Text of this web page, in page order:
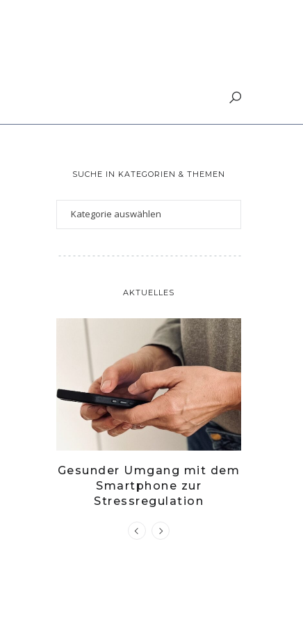
SUCHE IN KATEGORIEN & THEMEN
AKTUELLES
Gesunder Umgang mit dem
Smartphone zur
Stressregulation